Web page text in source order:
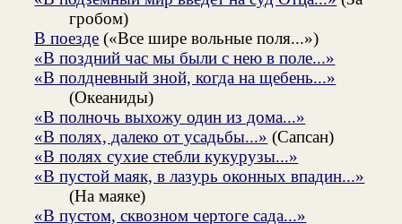
гробом)
В поезде («Все шире вольные поля...»)
«В поздний час мы были с нею в поле...»
«В полдневный зной, когда на щебень...»
(Океаниды)
«В полночь выхожу один из дома...»
«В полях, далеко от усадьбы...» (Сапсан)
«В полях сухие стебли кукурузы...»
«В пустой маяк, в лазурь оконных впадин...»
(На маяке)
«В пустом, сквозном чертоге сада...»